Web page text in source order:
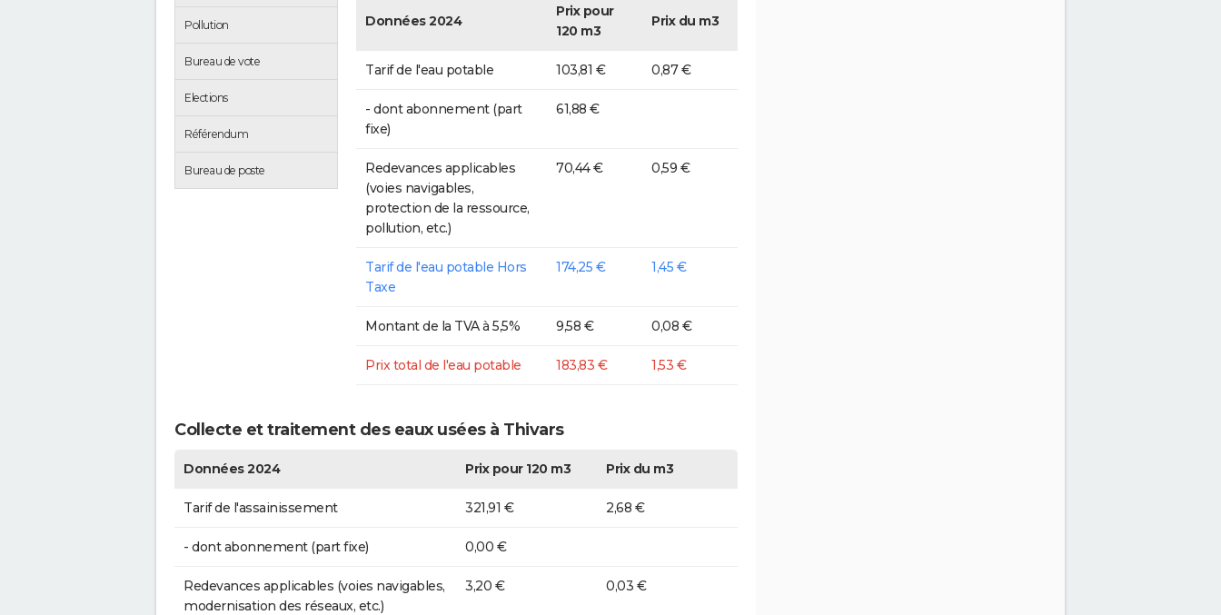
Pollution
Bureau de vote
Elections
Référendum
Bureau de poste
Données 2024
Prix pour
120 m3
Prix du m3
Tarif de l'eau potable 103,81 € 0,87 €
- dont abonnement (part
fixe)
61,88 €
Redevances applicables
(voies navigables,
protection de la ressource,
pollution, etc.)
70,44 € 0,59 €
Tarif de l'eau potable Hors
Taxe
174,25 € 1,45 €
Montant de la TVA à 5,5% 9,58 € 0,08 €
Prix total de l'eau potable 183,83 € 1,53 €
Collecte et traitement des eaux usées à Thivars
Données 2024 Prix pour 120 m3 Prix du m3
Tarif de l'assainissement 321,91 € 2,68 €
- dont abonnement (part fixe) 0,00 €
Redevances applicables (voies navigables,
modernisation des réseaux, etc.)
3,20 € 0,03 €